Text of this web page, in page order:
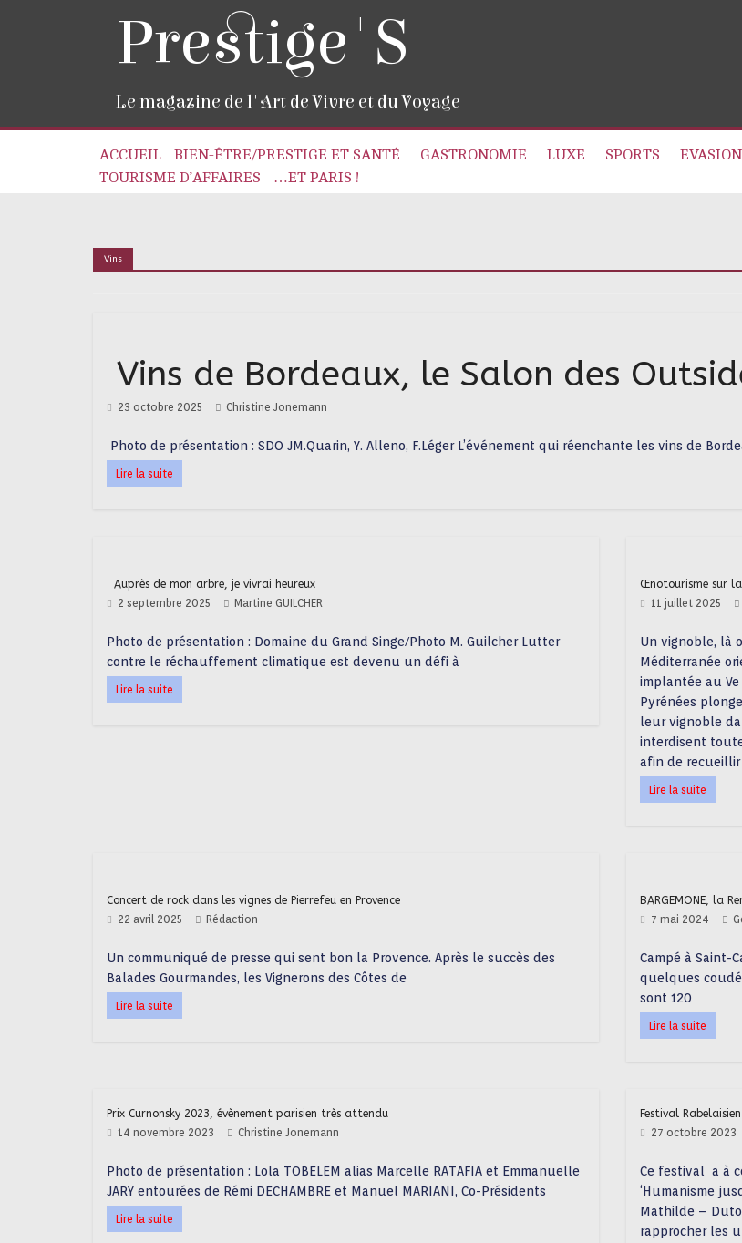
Prestige'S
Le magazine de l'Art de Vivre et du Voyage
ACCUEIL BIEN-ÊTRE/PRESTIGE ET SANTÉ GASTRONOMIE LUXE SPORTS EVASION
TOURISME D’AFFAIRES
…ET PARIS !
Vins
Vins de Bordeaux, le Salon des
23 octobre 2025 Christine Jonemann
Photo de présentation : SDO JM.Quarin, Y. Alleno, F.Léger L’événement qui réenchante les vins de
Lire la suite
Auprès de mon arbre, je vivrai heureux
2 septembre 2025 Martine GUILCHER
Photo de présentation : Domaine du Grand Singe/Photo M. Guilcher Lutter
contre le réchauffement climatique est devenu un défi à
Lire la suite
Œnotourisme sur
11 juillet 2025
Un vignoble, là
Méditerranée
implantée au
Pyrénées
leur vignoble
interdisent
afin de
Lire la suite
Concert de rock dans les vignes de Pierrefeu en Provence
22 avril 2025 Rédaction
Un communiqué de presse qui sent bon la Provence. Après le succès des
Balades Gourmandes, les Vignerons des Côtes de
Lire la suite
BARGEMONE, la
7 mai 2024
Campé à Saint-
quelques
sont 120
Lire la suite
Prix Curnonsky 2023, évènement parisien très attendu
14 novembre 2023 Christine Jonemann
Photo de présentation : Lola TOBELEM alias Marcelle RATAFIA et Emmanuelle
JARY entourées de Rémi DECHAMBRE et Manuel MARIANI, Co-Présidents
Lire la suite
Festival
27 octobre 2023
Ce festival a à
‘Humanisme
Mathilde –
rapprocher les